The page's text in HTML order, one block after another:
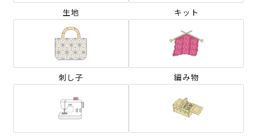
生地 キット
刺し子 編み物